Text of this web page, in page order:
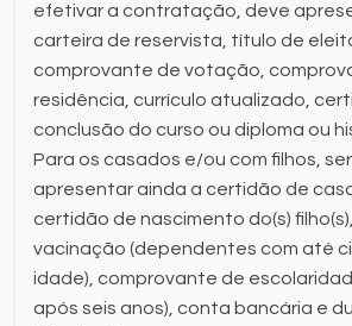
efetivar a contratação, deve
carteira de reservista, título de
comprovante de votação,
residência, currículo atualizado,
conclusão do curso ou diploma ou
Para os casados e/ou com filhos,
apresentar ainda a certidão de
certidão de nascimento do(s)
vacinação (dependentes com até
idade), comprovante de
após seis anos), conta bancária e